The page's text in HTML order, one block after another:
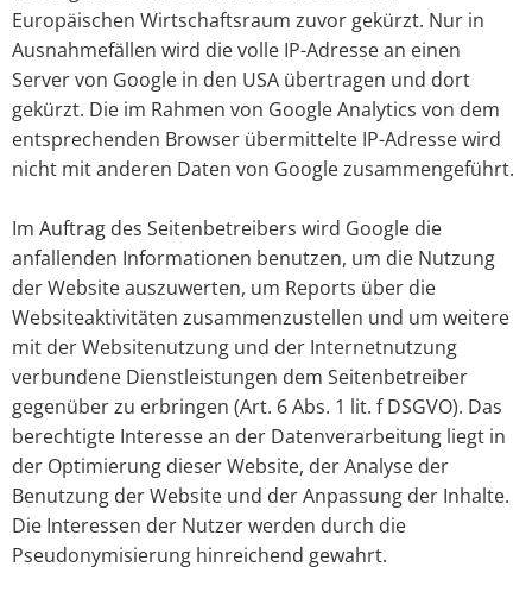
Europäischen Wirtschaftsraum zuvor gekürzt. Nur in
Ausnahmefällen wird die volle IP-Adresse an einen
Server von Google in den USA übertragen und dort
gekürzt. Die im Rahmen von Google Analytics von dem
entsprechenden Browser übermittelte IP-Adresse wird
nicht mit anderen Daten von Google zusammengeführt.
Im Auftrag des Seitenbetreibers wird Google die
anfallenden Informationen benutzen, um die Nutzung
der Website auszuwerten, um Reports über die
Websiteaktivitäten zusammenzustellen und um weitere
mit der Websitenutzung und der Internetnutzung
verbundene Dienstleistungen dem Seitenbetreiber
gegenüber zu erbringen (Art. 6 Abs. 1 lit. f DSGVO). Das
berechtigte Interesse an der Datenverarbeitung liegt in
der Optimierung dieser Website, der Analyse der
Benutzung der Website und der Anpassung der Inhalte.
Die Interessen der Nutzer werden durch die
Pseudonymisierung hinreichend gewahrt.